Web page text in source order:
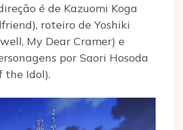
é de Kazuomi Koga
roteiro de Yoshiki
My Dear Cramer) e
por Saori Hosoda
the Idol).